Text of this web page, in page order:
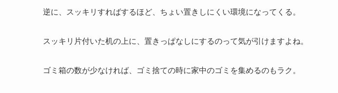
逆に、スッキリすればするほど、ちょい置きしにくい環境になってくる。
スッキリ片付いた机の上に、置きっぱなしにするのって気が引けますよね。
ゴミ箱の数が少なければ、ゴミ捨ての時に家中のゴミを集めるのもラク。